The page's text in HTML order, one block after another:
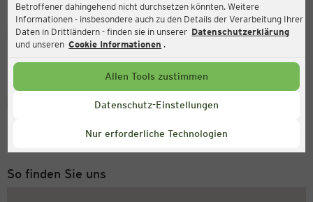
Betroffener dahingehend nicht durchsetzen könnten. Weitere
Informationen - insbesondere auch zu den Details der Verarbeitung Ihrer
Daten in Drittländern - finden sie in unserer Datenschutzerklärung
und unseren Cookie Informationen .
Allen Tools zustimmen
Datenschutz-Einstellungen
Nur erforderliche Technologien
Aktuell:
Geöffnet
Service Hotline
Montag bis Freitag 8-18 Uhr
So finden Sie uns